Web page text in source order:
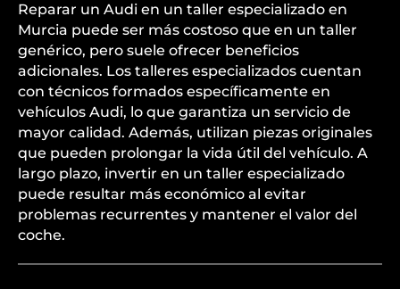
Reparar un Audi en un taller especializado en
Murcia puede ser más costoso que en un taller
genérico, pero suele ofrecer beneficios
adicionales. Los talleres especializados cuentan
con técnicos formados específicamente en
vehículos Audi, lo que garantiza un servicio de
mayor calidad. Además, utilizan piezas originales
que pueden prolongar la vida útil del vehículo. A
largo plazo, invertir en un taller especializado
puede resultar más económico al evitar
problemas recurrentes y mantener el valor del
coche.